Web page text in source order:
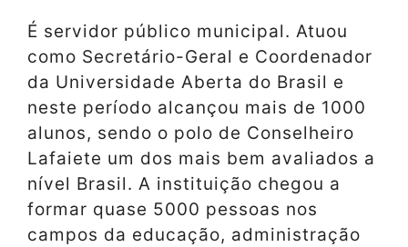
É servidor público municipal. Atuou
como Secretário-Geral e Coordenador
da Universidade Aberta do Brasil e
neste período alcançou mais de 1000
alunos, sendo o polo de Conselheiro
Lafaiete um dos mais bem avaliados a
nível Brasil. A instituição chegou a
formar quase 5000 pessoas nos
campos da educação, administração